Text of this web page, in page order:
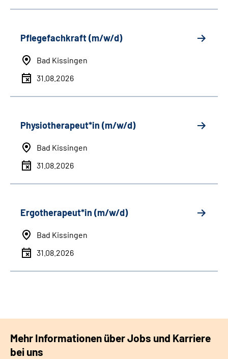
Pflegefachkraft (m/w/d)
Bad Kissingen
31.08.2026
Physiotherapeut*in (m/w/d)
Bad Kissingen
31.08.2026
Ergotherapeut*in (m/w/d)
Bad Kissingen
31.08.2026
Mehr Informationen über Jobs und Karriere
bei uns